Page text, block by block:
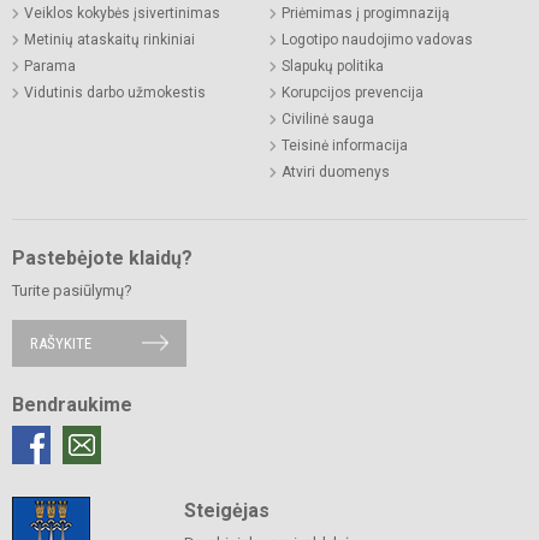
Veiklos kokybės įsivertinimas
Metinių ataskaitų rinkiniai
Parama
Vidutinis darbo užmokestis
Priėmimas į progimnaziją
Logotipo naudojimo vadovas
Slapukų politika
Korupcijos prevencija
Civilinė sauga
Teisinė informacija
Atviri duomenys
Pastebėjote klaidų?
Turite pasiūlymų?
RAŠYKITE
Bendraukime
Steigėjas